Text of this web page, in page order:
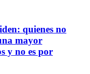
quienes no
mayor
y no es por